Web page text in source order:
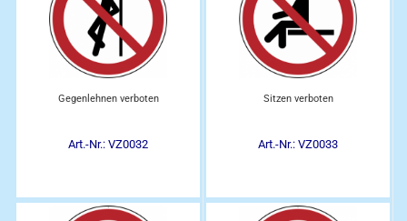
Gegenlehnen verboten
Art.-Nr.: VZ0032
Sitzen verboten
Art.-Nr.: VZ0033